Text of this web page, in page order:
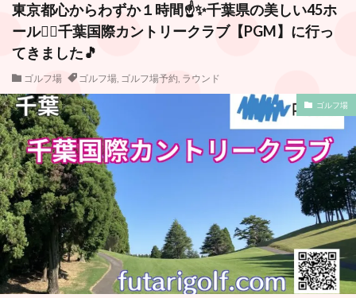
東京都心からわずか１時間☝️✨千葉県の美しい45ホ
ール🏌️‍♀️千葉国際カントリークラブ【PGM】に行っ
てきました🎵
ゴルフ場 ゴルフ場, ゴルフ場予約, ラウンド
ゴルフ場